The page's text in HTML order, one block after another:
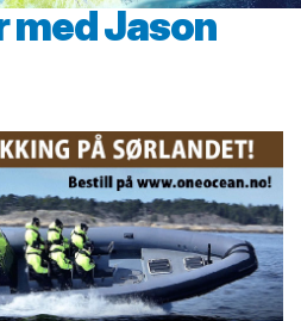
med Jason